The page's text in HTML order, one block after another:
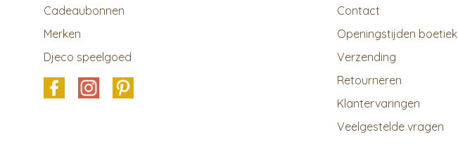
Cadeaubonnen
Merken
Djeco speelgoed
Contact
Openingstijden boetiek
Verzending
Retourneren
Klantervaringen
Veelgestelde vragen